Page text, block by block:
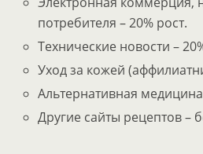
потребителя – 20% рост.
Технические новости –
Уход за кожей
Альтернативная
Другие сайты рецептов –